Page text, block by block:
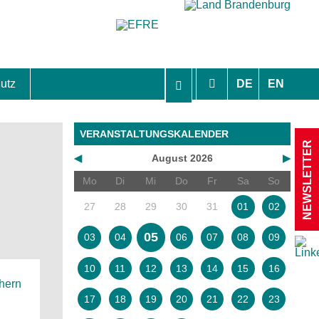
DE EN
VERANSTALTUNGSKALENDER
◀ ▶
August 2026
Mo
Di Mi Do Fr Sa So
27 28 29 30 31 01 02
03 04 05 06 07 08 09
10 11 12 13 14 15 16
17 18 19 20 21 22 23
NEWSLETTER